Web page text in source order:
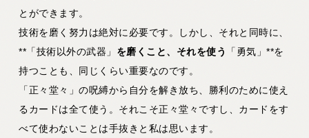
とができます。
技術を磨く努力は絶対に必要です。しかし、それと同時に、
**「技術以外の武器」 を磨くこと、それを使う
「勇気」**を
持つことも、同じくらい重要なのです。
「正々堂々」の呪縛から自分を解き放ち、勝利のために使え
るカードは全て使う。それこそ正々堂々ですし、カードをす
べて使わないことは手抜きと私は思います。